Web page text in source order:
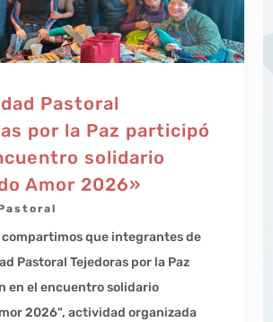
Pastoral
por la Paz participó
solidario
Amor 2026»
compartimos que integrantes de
Pastoral Tejedoras por la Paz
en el encuentro solidario
2026", actividad organizada